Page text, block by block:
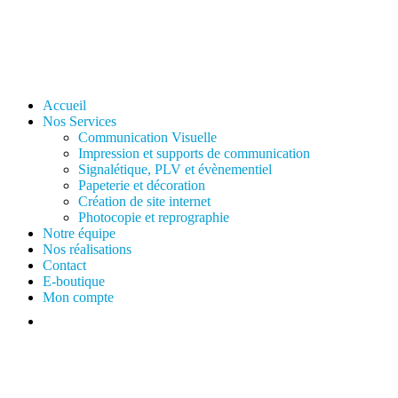
Accueil
Nos Services
Communication Visuelle
Impression et supports de communication
Signalétique, PLV et évènementiel
Papeterie et décoration
Création de site internet
Photocopie et reprographie
Notre équipe
Nos réalisations
Contact
E-boutique
Mon compte